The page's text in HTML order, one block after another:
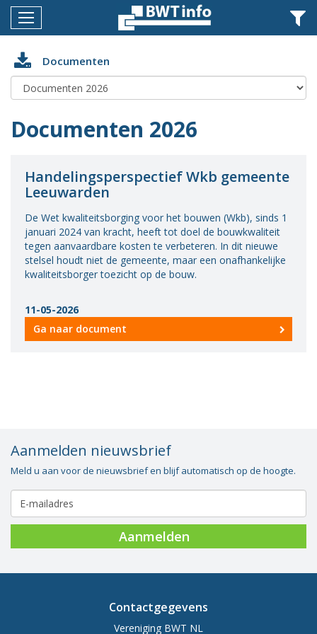
Menu
Home
Nieuws
Documenten
Dossiers
Fotoalbums
Opleidingen
Over
BWT
Vacatures
Documenten
Documenten 2026
Handelingsperspectief Wkb gemeente
Leeuwarden
De Wet kwaliteitsborging voor het bouwen (Wkb), sinds 1
januari 2024 van kracht, heeft tot doel de bouwkwaliteit
tegen aanvaardbare kosten te verbeteren. In dit nieuwe
stelsel houdt niet de gemeente, maar een onafhankelijke
kwaliteitsborger toezicht op de bouw.
11-05-2026
Ga naar document
Aanmelden nieuwsbrief
Meld u aan voor de nieuwsbrief en blijf automatisch op de hoogte.
Aanmelden
Contactgegevens
Vereniging BWT NL